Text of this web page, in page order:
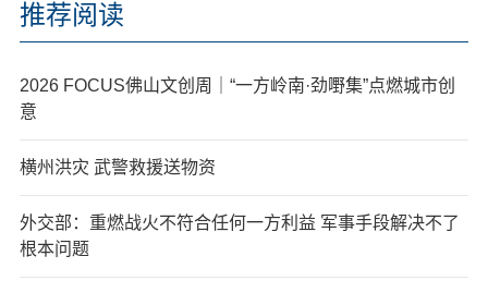
推荐阅读
2026 FOCUS佛山文创周｜“一方岭南·劲嘢集”点燃城市创
意
横州洪灾 武警救援送物资
外交部：重燃战火不符合任何一方利益 军事手段解决不了
根本问题